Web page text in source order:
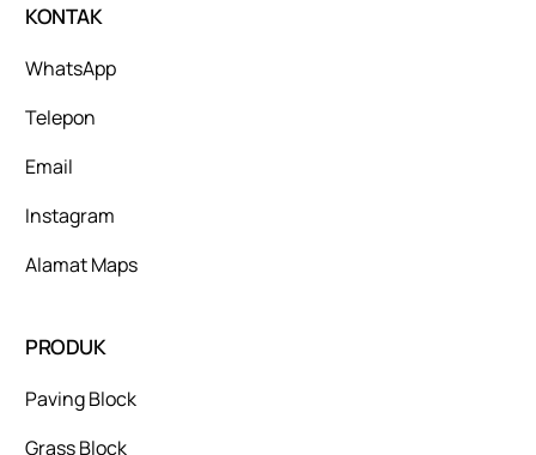
KONTAK
WhatsApp
Telepon
Email
Instagram
Alamat Maps
PRODUK
Paving Block
Grass Block